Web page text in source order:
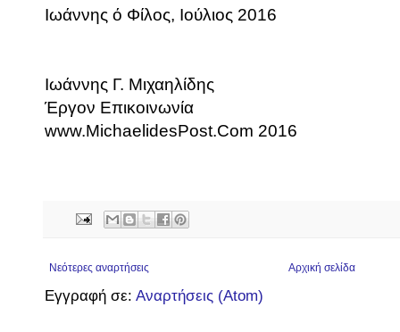
Ιωάννης ό Φίλος, Ιούλιος 2016
Ιωάννης Γ. Μιχαηλίδης
Έργον Επικοινωνία
www.MichaelidesPost.Com 2016
Νεότερες αναρτήσεις Αρχική σελίδα
Εγγραφή σε: Αναρτήσεις (Atom)